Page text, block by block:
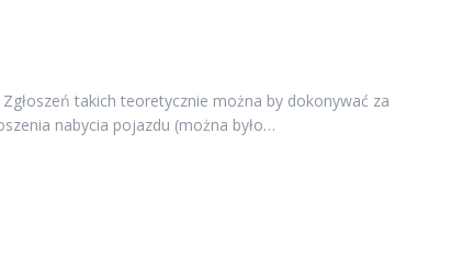
takich teoretycznie można by dokonywać za
nabycia pojazdu (można było…